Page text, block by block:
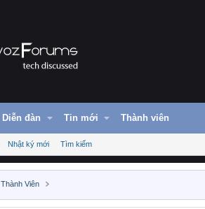
Diễn đàn Tin mới Thành viên
Nhật ký mới Tìm kiếm
Thành Viên